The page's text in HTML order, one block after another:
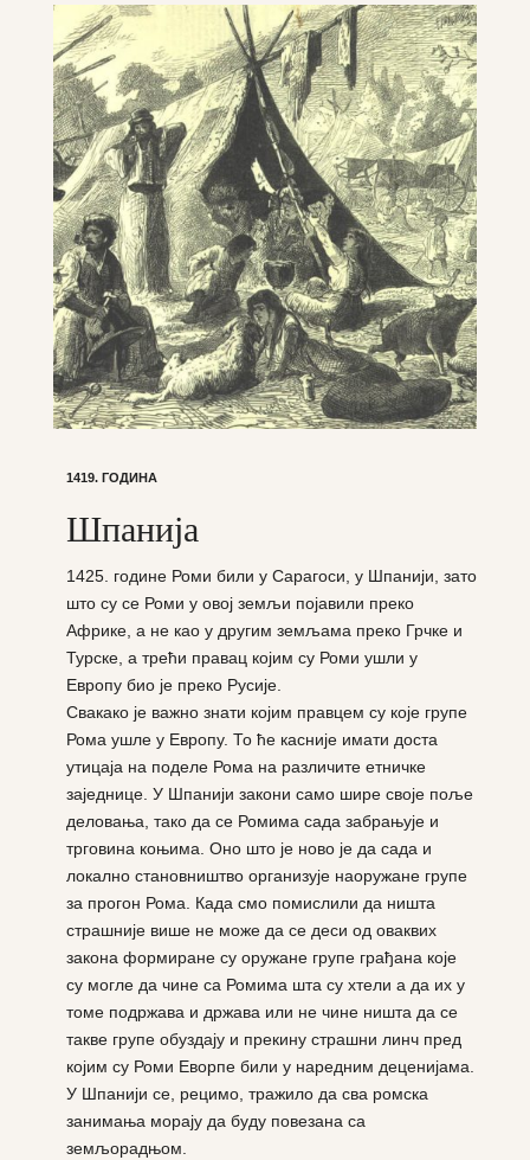
1419. ГОДИНА
Шпанија
1425. године Роми били у Сарагоси, у Шпанији, зато
што су се Роми у овој земљи појавили преко
Африке, а не као у другим земљама преко Грчке и
Турске, а трећи правац којим су Роми ушли у
Европу био је преко Русије.
Свакако је важно знати којим правцем су које групе
Рома ушле у Европу. То ће касније имати доста
утицаја на поделе Рома на различите етничке
заједнице. У Шпанији закони само шире своје поље
деловања, тако да се Ромима сада забрањује и
трговина коњима. Оно што је ново је да сада и
локално становништво организује наоружане групе
за прогон Рома. Када смо помислили да ништа
страшније више не може да се деси од оваквих
закона формиране су оружане групе грађана које
су могле да чине са Ромима шта су хтели а да их у
томе подржава и држава или не чине ништа да се
такве групе обуздају и прекину страшни линч пред
којим су Роми Еворпе били у наредним деценијама.
У Шпанији се, рецимо, тражило да сва ромска
занимања морају да буду повезана са
земљорадњом.